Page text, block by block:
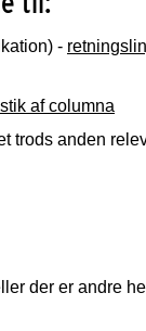
-
af columna
trods anden
der er andre